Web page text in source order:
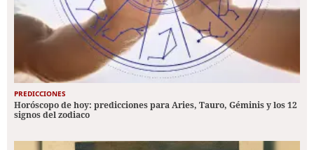
PREDICCIONES
Horóscopo de hoy: predicciones para Aries, Tauro, Géminis y los 12
signos del zodiaco